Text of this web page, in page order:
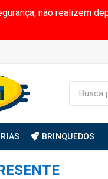
não realizem
BRINQUEDOS